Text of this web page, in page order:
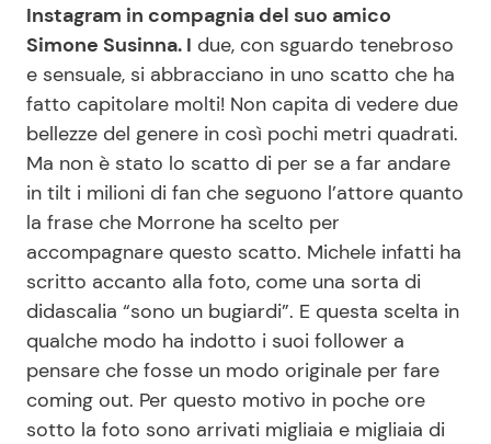
Mondo Mamma
News benessere
Salute
Viaggi e Turismo
Festività
Le Ricette in TV
Primi Piatti
Ricette Facili e Veloci
Ricette Feste
Ricette per Bambini
Seguici
Instagram in compagnia del suo amico
Simone Susinna. I due, con sguardo tenebroso
e sensuale, si abbracciano in uno scatto che ha
fatto capitolare molti! Non capita di vedere due
bellezze del genere in così pochi metri quadrati.
Ma non è stato lo scatto di per se a far andare
in tilt i milioni di fan che seguono l’attore quanto
la frase che Morrone ha scelto per
accompagnare questo scatto. Michele infatti ha
scritto accanto alla foto, come una sorta di
didascalia “sono un bugiardi”. E questa scelta in
qualche modo ha indotto i suoi follower a
pensare che fosse un modo originale per fare
coming out. Per questo motivo in poche ore
sotto la foto sono arrivati migliaia e migliaia di